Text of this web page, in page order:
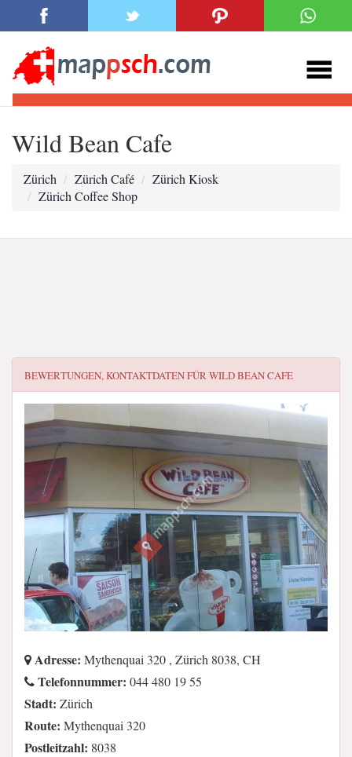
Wild Bean Cafe
Zürich Zürich Café
Zürich Kiosk
Zürich Coffee Shop
BEWERTUNGEN, KONTAKTDATEN FÜRWILD BEAN CAFE
Adresse: Mythenquai 320 , Zürich 8038, CH
Telefonnummer: 044 480 19 55
Stadt: Zürich
Route: Mythenquai 320
Postleitzahl: 8038